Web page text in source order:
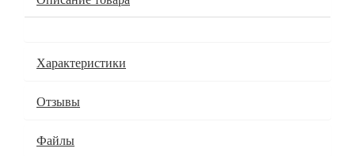
Характеристики
Отзывы
Файлы